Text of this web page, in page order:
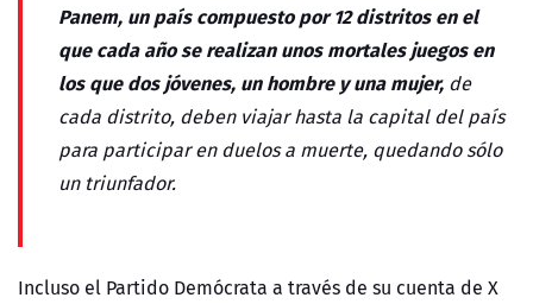
Panem, un país compuesto por 12 distritos en el
que cada año se realizan unos mortales juegos en
los que dos jóvenes, un hombre y una mujer, de
cada distrito, deben viajar hasta la capital del país
para participar en duelos a muerte, quedando sólo
un triunfador.
Incluso el Partido Demócrata a través de su cuenta de X